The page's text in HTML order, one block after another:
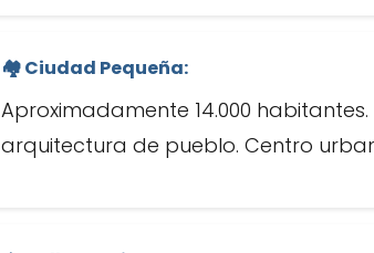
🏘️ Ciudad Pequeña:
Aproximadamente 14.000
arquitectura de pueblo. Centro